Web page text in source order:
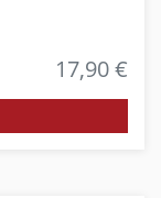
17,90 €